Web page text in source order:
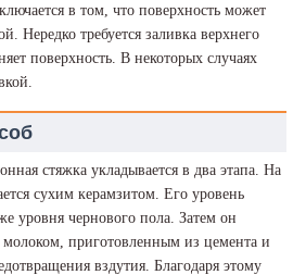
в том, что поверхность может
Нередко требуется заливка верхнего
поверхность. В некоторых случаях
стяжка укладывается в два этапа. На
сухим керамзитом. Его уровень
уровня чернового пола. Затем он
приготовленным из цемента и
вздутия. Благодаря этому